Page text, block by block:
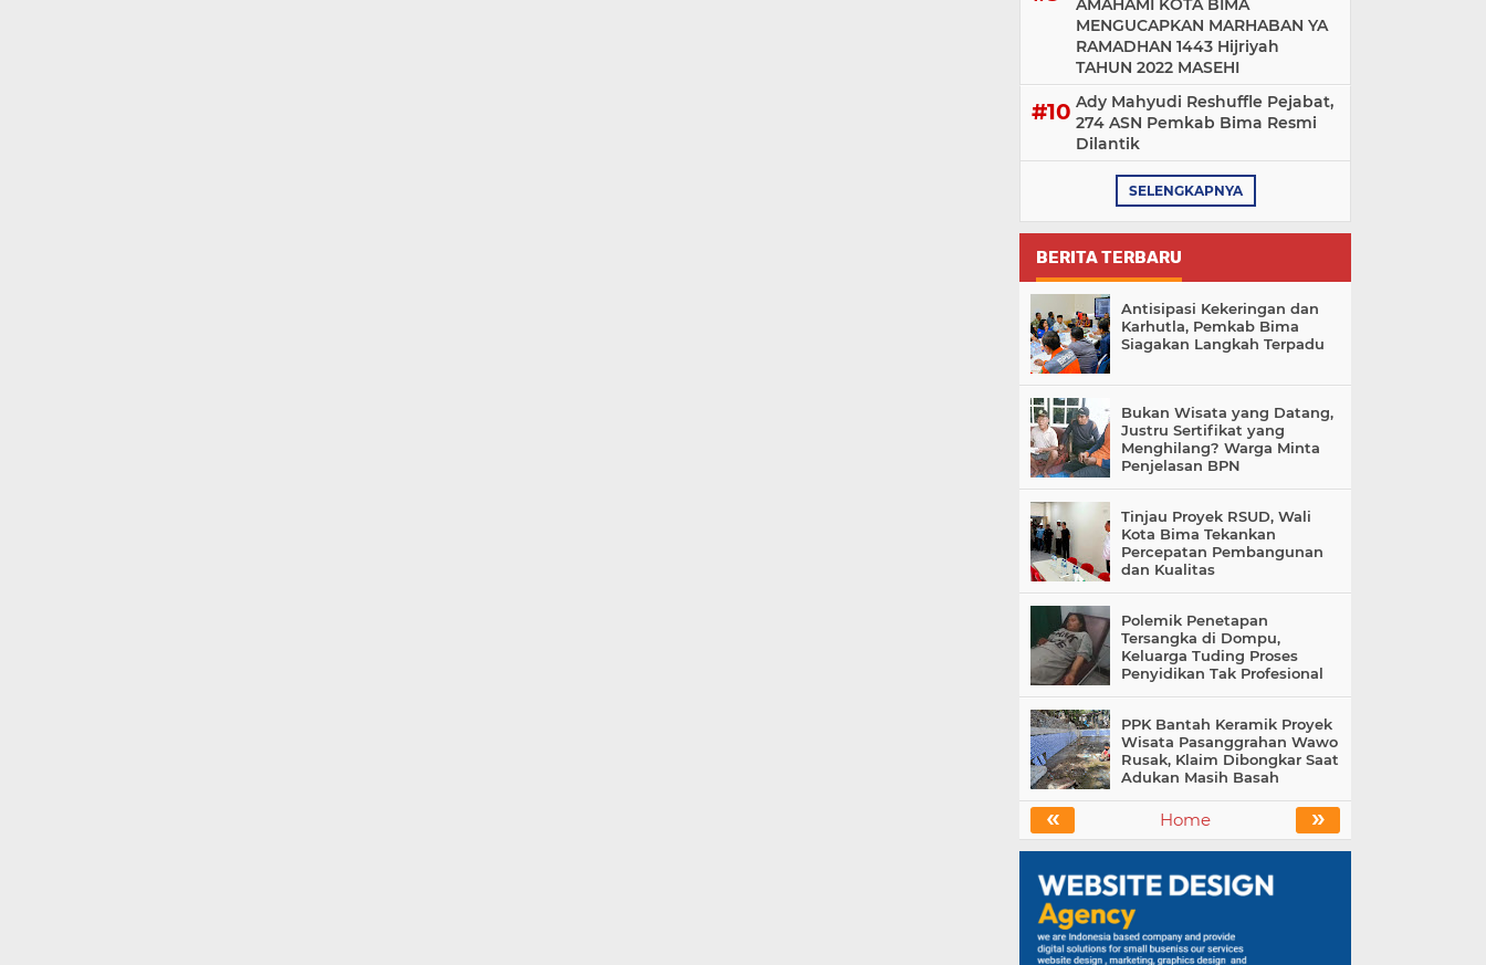
AMAHAMI KOTA BIMA
MENGUCAPKAN MARHABAN YA
RAMADHAN 1443 Hijriyah
TAHUN 2022 MASEHI
Ady Mahyudi Reshuffle Pejabat,
274 ASN Pemkab Bima Resmi
Dilantik
SELENGKAPNYA
BERITA TERBARU
Antisipasi Kekeringan dan
Karhutla, Pemkab Bima
Siagakan Langkah Terpadu
Bukan Wisata yang Datang,
Justru Sertifikat yang
Menghilang? Warga Minta
Penjelasan BPN
Tinjau Proyek RSUD, Wali
Kota Bima Tekankan
Percepatan Pembangunan
dan Kualitas
Polemik Penetapan
Tersangka di Dompu,
Keluarga Tuding Proses
Penyidikan Tak Profesional
PPK Bantah Keramik Proyek
Wisata Pasanggrahan Wawo
Rusak, Klaim Dibongkar Saat
Adukan Masih Basah
« »
Home